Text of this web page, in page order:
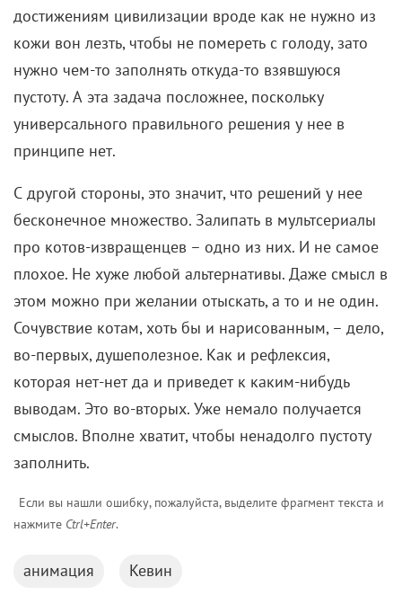
достижениям цивилизации вроде как не нужно из
кожи вон лезть, чтобы не помереть с голоду, зато
нужно чем-то заполнять откуда-то взявшуюся
пустоту. А эта задача посложнее, поскольку
универсального правильного решения у нее в
принципе нет.
С другой стороны, это значит, что решений у нее
бесконечное множество. Залипать в мультсериалы
про котов-извращенцев – одно из них. И не самое
плохое. Не хуже любой альтернативы. Даже смысл в
этом можно при желании отыскать, а то и не один.
Сочувствие котам, хоть бы и нарисованным, – дело,
во-первых, душеполезное. Как и рефлексия,
которая нет-нет да и приведет к каким-нибудь
выводам. Это во-вторых. Уже немало получается
смыслов. Вполне хватит, чтобы ненадолго пустоту
заполнить.
Если вы нашли ошибку, пожалуйста, выделите фрагмент текста и
нажмите Ctrl+Enter.
анимация Кевин